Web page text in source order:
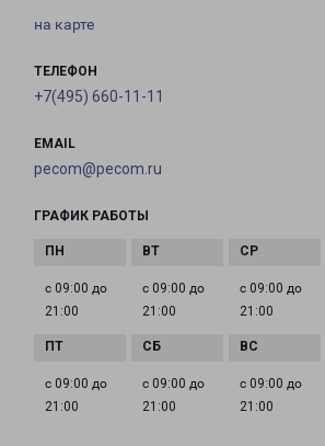
на карте
ТЕЛЕФОН
+7(495) 660-11-11
EMAIL
pecom@pecom.ru
ГРАФИК РАБОТЫ
с 09:00 до
21:00
с 09:00 до
21:00
с 09:00 до
21:00
с 09:00 до
21:00
с 09:00 до
21:00
с 09:00 до
21:00